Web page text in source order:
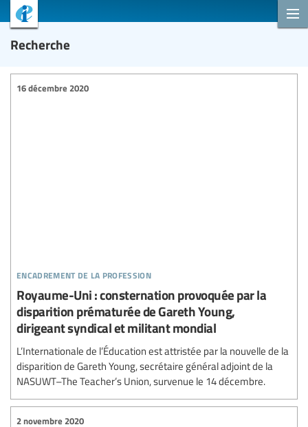
Recherche
encadrement de la profession
16 décembre 2020
Royaume-Uni : consternation provoquée par la
disparition prématurée de Gareth Young,
dirigeant syndical et militant mondial
L’Internationale de l’Éducation est attristée par la nouvelle de la
disparition de Gareth Young, secrétaire général adjoint de la
NASUWT–The Teacher’s Union, survenue le 14 décembre.
2 novembre 2020